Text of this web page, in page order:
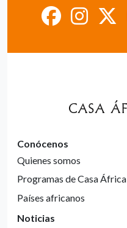
Conócenos
Quienes somos
Programas de Casa África
Países africanos
Noticias